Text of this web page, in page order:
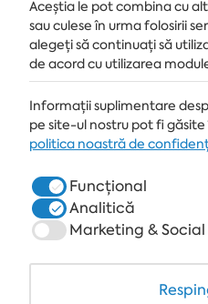
Aceștia le pot combina cu
sau culese în urma folosirii
alegeți să continuați să
de acord cu utilizarea
Informații suplimentare
pe site-ul nostru pot fi găsite
politica noastră de
Funcțional
Analitică
Marketing &